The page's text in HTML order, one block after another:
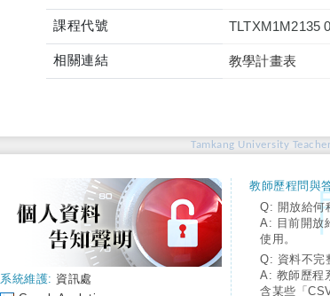
課程代號 TLTXM1M2135
相關連結 教學計畫表
Tamkang University
系統維護: 資訊處
教師歷程問與
Q: 開放給何
A: 目前開放
使用。
Q: 資料不完
A: 教師歷程
含某些「